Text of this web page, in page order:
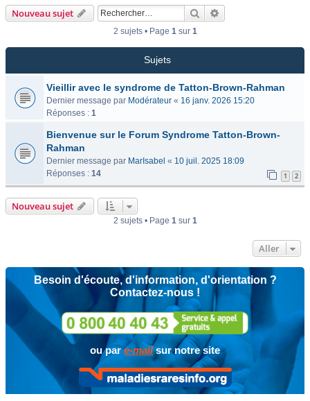
Nouveau sujet Rechercher
2 sujets • Page 1sur 1
Sujets
Vieillir avec le syndrome de Tatton-Brown-Rahman
Dernier message par Modérateur « 16 janv. 2026 15:20
Réponses : 1
Bienvenue sur le Forum Syndrome Tatton-Brown-
Rahman
Dernier message par MarIsabel « 10 juil. 2025 18:09
Réponses : 14 1 2
Nouveau sujet
2 sujets • Page 1sur 1
Aller
Besoin d'écoute, d'information, d'orientation ?
Contactez-nous !
ou pare-mailsur notre site